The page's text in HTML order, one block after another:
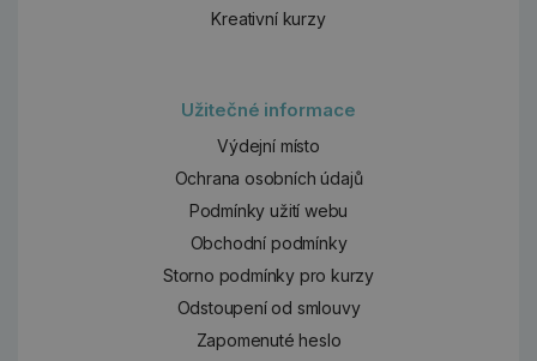
Kreativní kurzy
Užitečné informace
Výdejní místo
Ochrana osobních údajů
Podmínky užití webu
Obchodní podmínky
Storno podmínky pro kurzy
Odstoupení od smlouvy
Zapomenuté heslo